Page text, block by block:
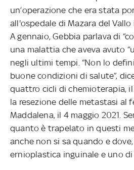
un’operazione che era stata
all'ospedale di Mazara del Vallo
A gennaio, Gebbia parlava di
una malattia che aveva avuto
negli ultimi tempi. “Non lo
buone condizioni di salute”,
quattro cicli di chemioterapia,
la resezione delle metastasi al
Maddalena, il 4 maggio 2021.
quanto è trapelato in questi
anche non si sa quando e
ernioplastica inguinale e uno